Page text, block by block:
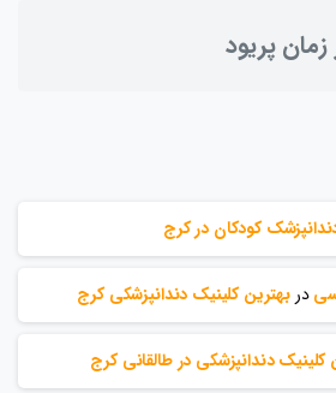
پریود
کودکان در کرج
دربهترین کلینیک دندانپزشکی کرج
کلینیک دندانپزشکی در طالقانی کرج